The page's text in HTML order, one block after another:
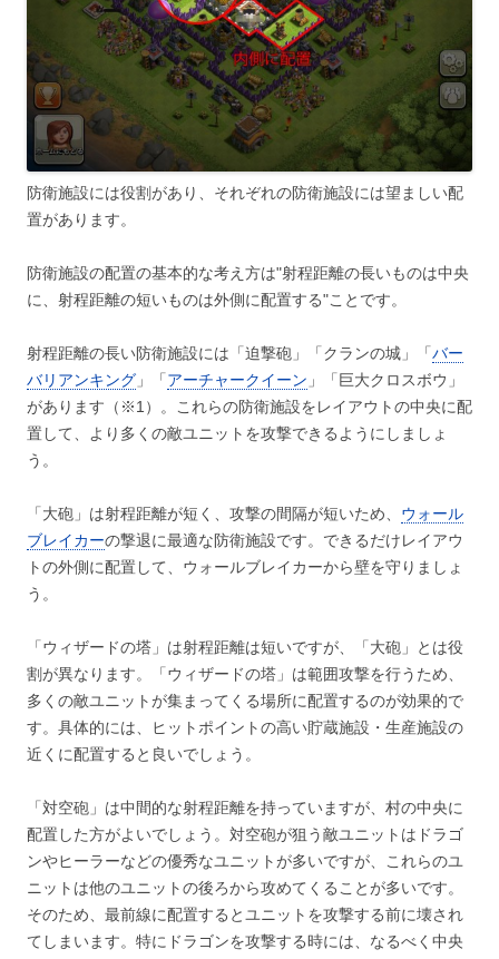
防衛施設には役割があり、それぞれの防衛施設には望ましい配
置があります。
防衛施設の配置の基本的な考え方は"射程距離の長いものは中央
に、射程距離の短いものは外側に配置する"ことです。
射程距離の長い防衛施設には「迫撃砲」「クランの城」「バー
バリアンキング 」「アーチャークイーン 」「巨大クロスボウ」
があります（※1）。これらの防衛施設をレイアウトの中央に配
置して、より多くの敵ユニットを攻撃できるようにしましょ
う。
「大砲」は射程距離が短く、攻撃の間隔が短いため、 ウォール
ブレイカーの撃退に最適な防衛施設です。できるだけレイアウ
トの外側に配置して、ウォールブレイカーから壁を守りましょ
う。
「ウィザードの塔」は射程距離は短いですが、「大砲」とは役
割が異なります。「ウィザードの塔」は範囲攻撃を行うため、
多くの敵ユニットが集まってくる場所に配置するのが効果的で
す。具体的には、ヒットポイントの高い貯蔵施設・生産施設の
近くに配置すると良いでしょう。
「対空砲」は中間的な射程距離を持っていますが、村の中央に
配置した方がよいでしょう。対空砲が狙う敵ユニットはドラゴ
ンやヒーラーなどの優秀なユニットが多いですが、これらのユ
ニットは他のユニットの後ろから攻めてくることが多いです。
そのため、最前線に配置するとユニットを攻撃する前に壊され
てしまいます。特にドラゴンを攻撃する時には、なるべく中央